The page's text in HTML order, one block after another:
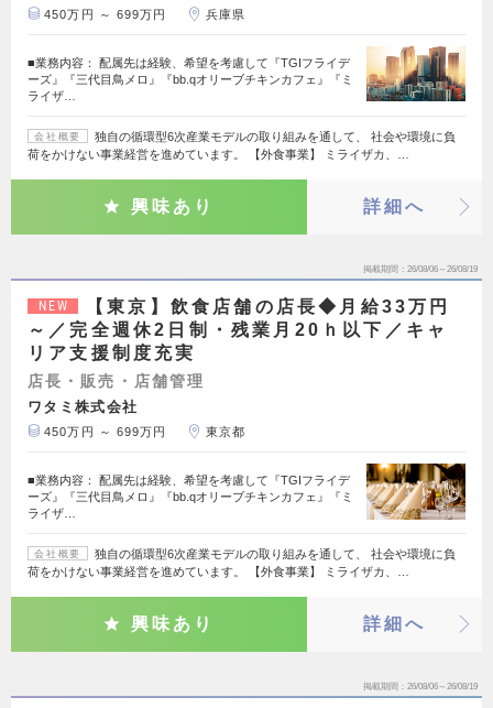
450万円 ～ 699万円 兵庫県
■業務内容： 配属先は経験、希望を考慮して『TGIフライデ
ーズ』『三代目鳥メロ』『bb.qオリーブチキンカフェ』『ミ
ライザ…
会社概要
独自の循環型6次産業モデルの取り組みを通して、 社会や環境に負
荷をかけない事業経営を進めています。 【外食事業】 ミライザカ、…
興味あり 詳細へ
掲載期間 26/08/06～26/08/19
NEW
【東京】飲食店舗の店長◆月給33万円
～／完全週休2日制・残業月20ｈ以下／キャ
リア支援制度充実
店長・販売・店舗管理
ワタミ株式会社
450万円 ～ 699万円 東京都
■業務内容： 配属先は経験、希望を考慮して『TGIフライデ
ーズ』『三代目鳥メロ』『bb.qオリーブチキンカフェ』『ミ
ライザ…
会社概要
独自の循環型6次産業モデルの取り組みを通して、 社会や環境に負
荷をかけない事業経営を進めています。 【外食事業】 ミライザカ、…
興味あり 詳細へ
掲載期間 26/08/06～26/08/19